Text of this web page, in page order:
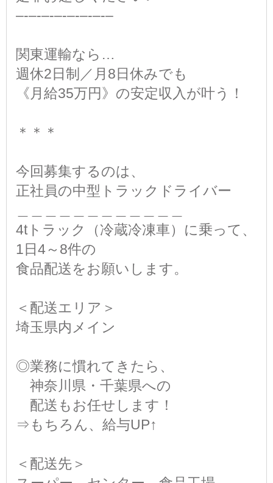
–‐–‐–‐–‐–‐–‐–‐–
関東運輸なら…
週休2日制／月8日休みでも
《月給35万円》の安定収入が叶う！
＊＊＊
今回募集するのは、
正社員の中型トラックドライバー
4tトラック（冷蔵冷凍車）に乗って、
1日4～8件の
食品配送をお願いします。
＜配送エリア＞
埼玉県内メイン
◎業務に慣れてきたら、
神奈川県・千葉県への
配送もお任せします！
⇒もちろん、給与UP↑
＜配送先＞